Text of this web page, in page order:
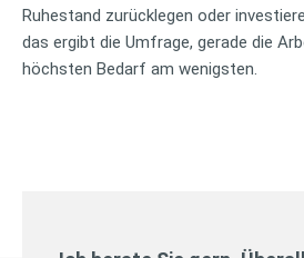
Ruhestand zurücklegen oder
das ergibt die Umfrage, gerade die
höchsten Bedarf am wenigsten.